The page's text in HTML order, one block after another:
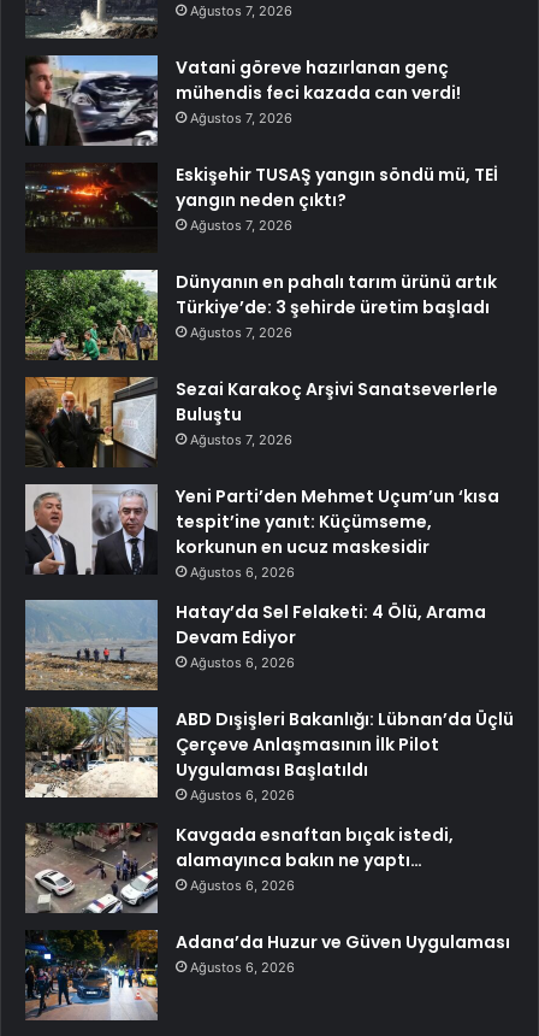
Ağustos 7, 2026
Vatani göreve hazırlanan genç
mühendis feci kazada can verdi!
Ağustos 7, 2026
Eskişehir TUSAŞ yangın söndü mü, TEİ
yangın neden çıktı?
Ağustos 7, 2026
Dünyanın en pahalı tarım ürünü artık
Türkiye’de: 3 şehirde üretim başladı
Ağustos 7, 2026
Sezai Karakoç Arşivi Sanatseverlerle
Buluştu
Ağustos 7, 2026
Yeni Parti’den Mehmet Uçum’un ‘kısa
tespit’ine yanıt: Küçümseme,
korkunun en ucuz maskesidir
Ağustos 6, 2026
Hatay’da Sel Felaketi: 4 Ölü, Arama
Devam Ediyor
Ağustos 6, 2026
ABD Dışişleri Bakanlığı: Lübnan’da Üçlü
Çerçeve Anlaşmasının İlk Pilot
Uygulaması Başlatıldı
Ağustos 6, 2026
Kavgada esnaftan bıçak istedi,
alamayınca bakın ne yaptı…
Ağustos 6, 2026
Adana’da Huzur ve Güven Uygulaması
Ağustos 6, 2026